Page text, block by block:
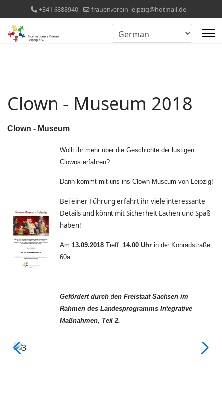
+341 6888940 frauenverein-leipzig@hotmail.de
Clown - Museum 2018
Clown - Museum
Wollt ihr mehr über die Geschichte der lustigen
Clowns erfahren?
Dann kommt mit uns ins Clown-Museum von Leipzig!
Bei einer Führung erfahrt ihr viele interessante
Details und könnt mit Sicherheit Lachen und Spaß
haben!
Am 13.09.2018 Treff: 14.00 Uhr in der Konradstraße
60a
Gefördert durch den Freistaat Sachsen im
Rahmen des Landesprogramms Integrative
Maßnahmen, Teil 2.